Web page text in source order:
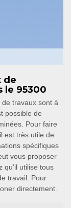
de
le 95300
travaux sont à
possible de
Pour faire
est très utile de
spécifiques
vous proposer
qu'il utilise tous
travail. Pour
directement.